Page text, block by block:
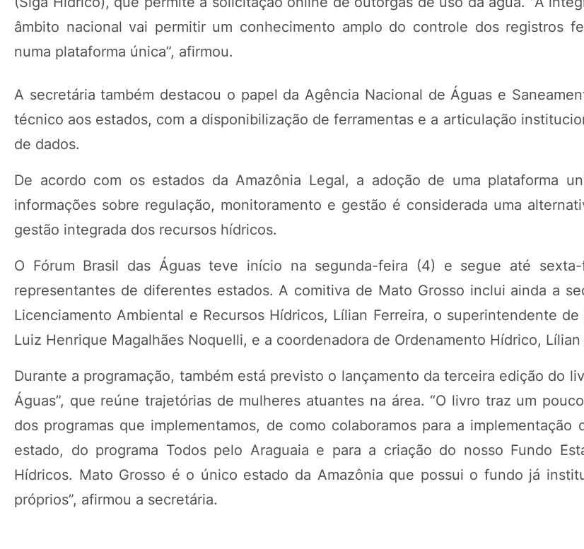
âmbito nacional vai permitir um conhecimento amplo do controle dos registros
numa plataforma única”, afirmou.
A secretária também destacou o papel da Agência Nacional de Águas e
técnico aos estados, com a disponibilização de ferramentas e a articulação
de dados.
De acordo com os estados da Amazônia Legal, a adoção de uma plataforma
informações sobre regulação, monitoramento e gestão é considerada uma
gestão integrada dos recursos hídricos.
O Fórum Brasil das Águas teve início na segunda-feira (4) e segue até
representantes de diferentes estados. A comitiva de Mato Grosso inclui ainda a
Licenciamento Ambiental e Recursos Hídricos, Lílian Ferreira, o superintendente de
Luiz Henrique Magalhães Noquelli, e a coordenadora de Ordenamento Hídrico,
Durante a programação, também está previsto o lançamento da terceira edição do
Águas”, que reúne trajetórias de mulheres atuantes na área. “O livro traz um
dos programas que implementamos, de como colaboramos para a implementação
estado, do programa Todos pelo Araguaia e para a criação do nosso Fundo
Hídricos. Mato Grosso é o único estado da Amazônia que possui o fundo já
próprios”, afirmou a secretária.